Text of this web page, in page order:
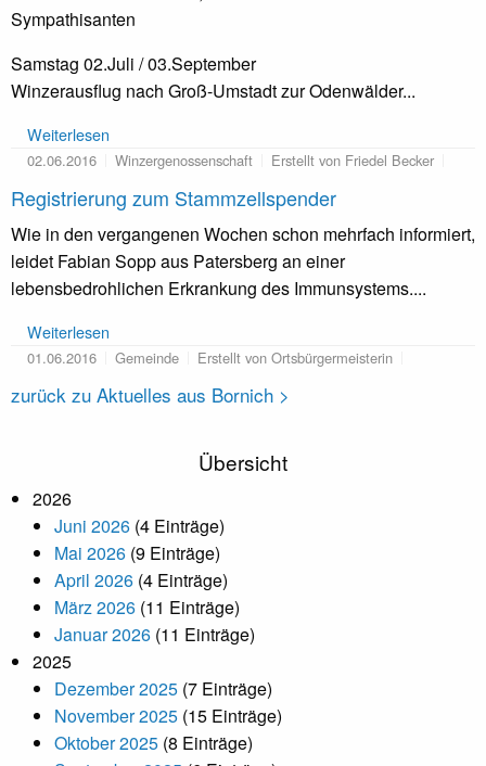
Übersicht
2026
Juni 2026 (4 Einträge)
Mai 2026 (9 Einträge)
April 2026 (4 Einträge)
März 2026 (11 Einträge)
Januar 2026 (11 Einträge)
2025
Dezember 2025 (7 Einträge)
November 2025 (15 Einträge)
Oktober 2025 (8 Einträge)
Sympathisanten
Samstag 02.Juli / 03.September
Winzerausflug nach Groß-Umstadt zur Odenwälder...
Weiterlesen
02.06.2016 Winzergenossenschaft Erstellt von Friedel Becker
Registrierung zum Stammzellspender
Wie in den vergangenen Wochen schon mehrfach informiert,
leidet Fabian Sopp aus Patersberg an einer
lebensbedrohlichen Erkrankung des Immunsystems....
Weiterlesen
01.06.2016 Gemeinde Erstellt von Ortsbürgermeisterin
zurück zu Aktuelles aus Bornich >